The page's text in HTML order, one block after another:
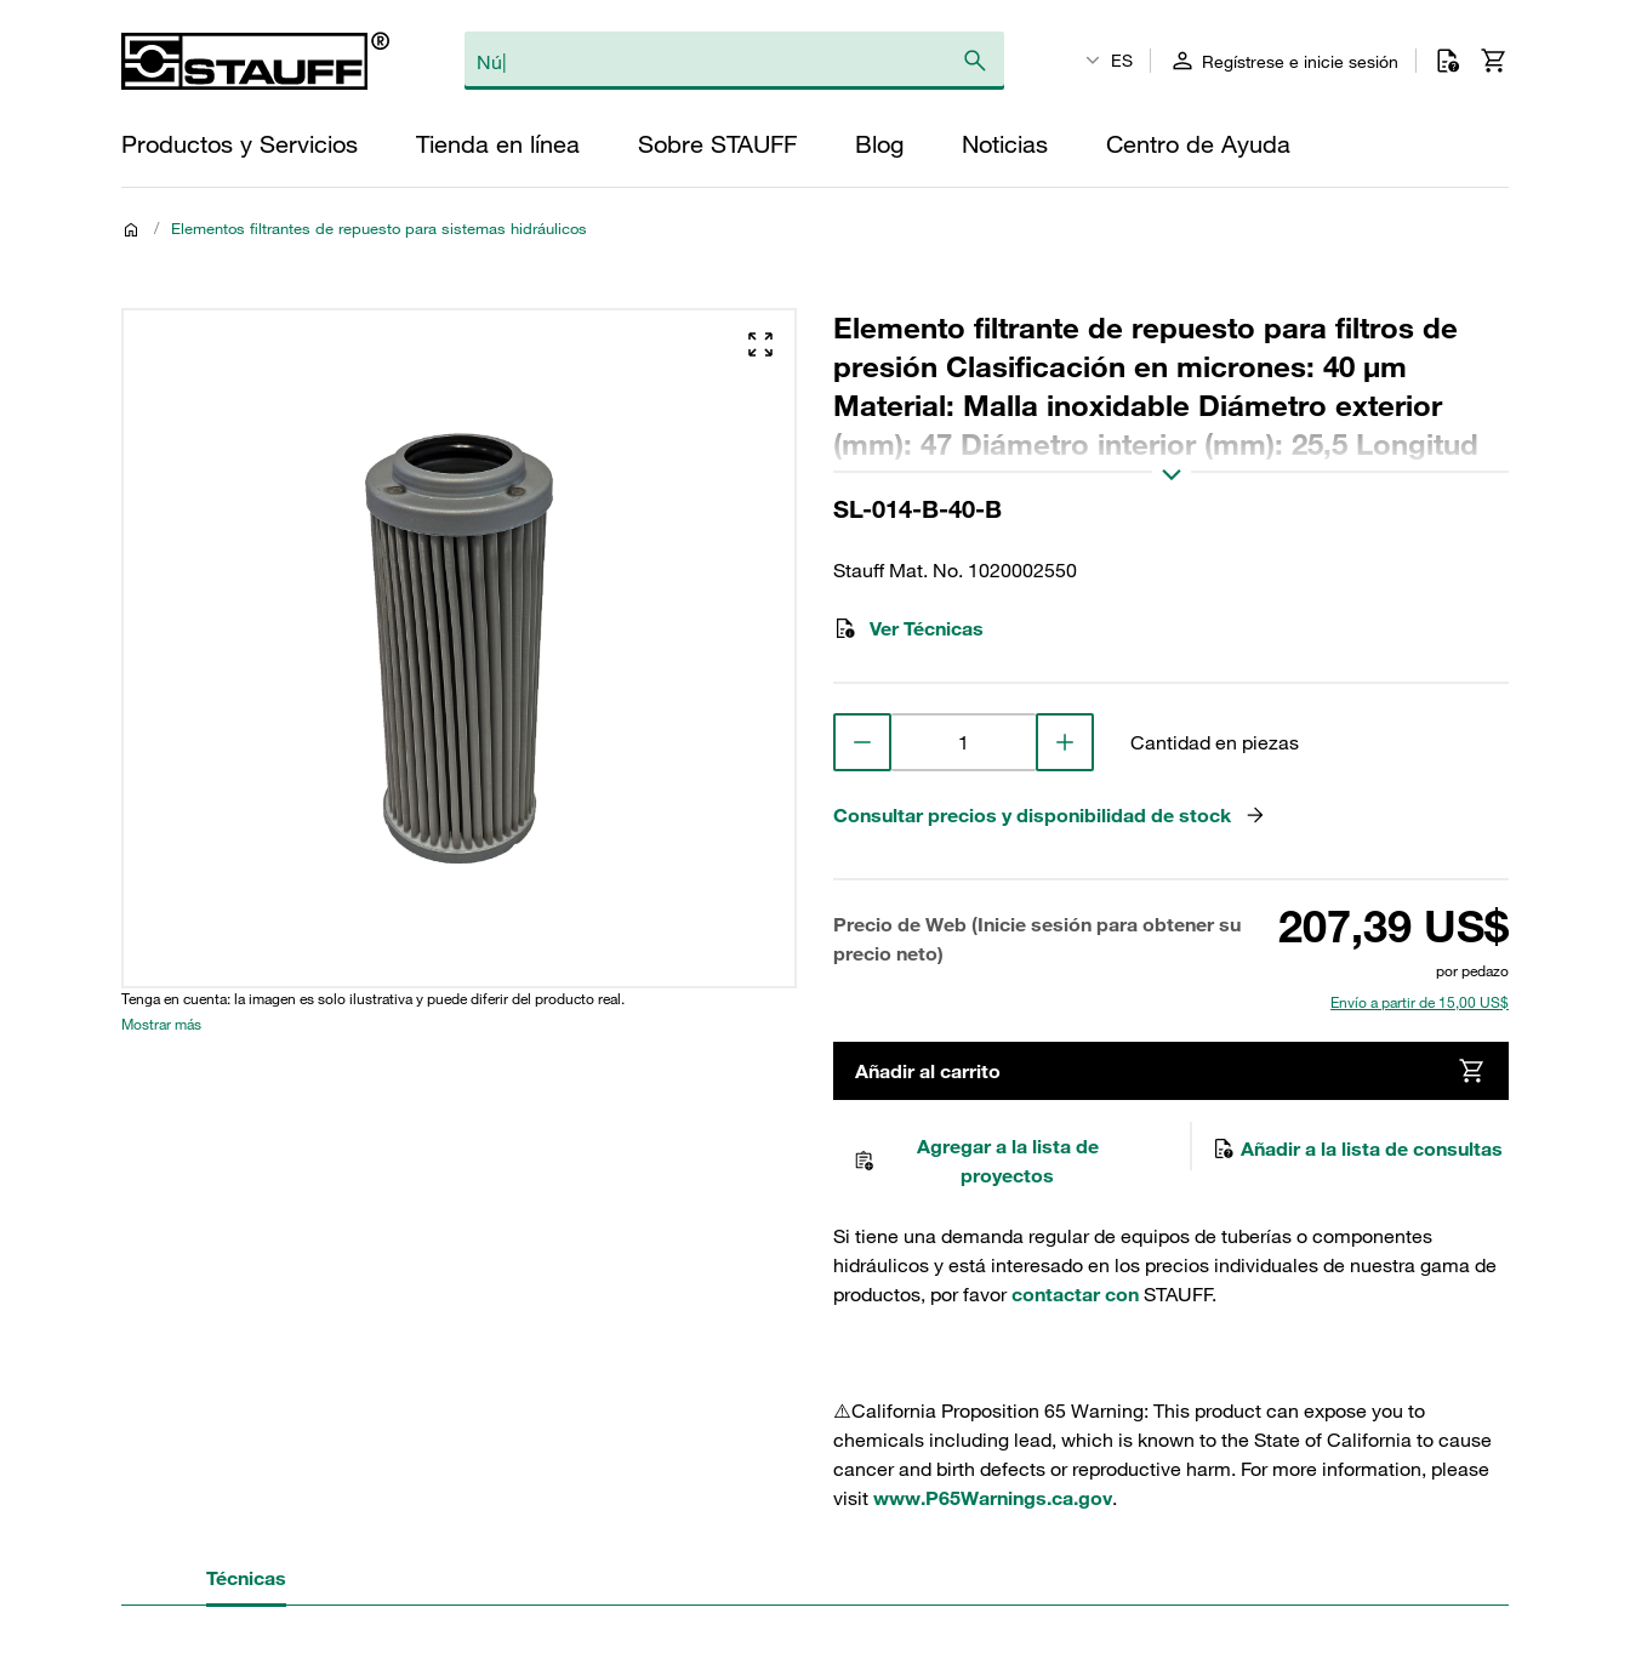
ES Regístrese e inicie sesión
Productos y Servicios Tienda en línea Sobre STAUFF Blog Noticias Centro de Ayuda
/ Elementos filtrantes de repuesto para sistemas hidráulicos
Tenga en cuenta: la imagen es solo ilustrativa y puede diferir del producto real.
Mostrar más
Elemento filtrante de repuesto para filtros de
presión Clasificación en micrones: 40 µm
Material: Malla inoxidable Diámetro exterior
(mm): 47 Diámetro interior (mm): 25,5 Longitud
SL-014-B-40-B
Stauff Mat. No. 1020002550
Ver Técnicas
Cantidad en piezas
Consultar precios y disponibilidad de stock
Precio de Web (Inicie sesión para obtener su
precio neto)
207,39 US$
por pedazo
Envío a partir de 15,00 US$
Añadir al carrito
Agregar a la lista de
proyectos
Añadir a la lista de consultas
Si tiene una demanda regular de equipos de tuberías o componentes
hidráulicos y está interesado en los precios individuales de nuestra gama de
productos, por favorcontactar con STAUFF.
⚠️California Proposition 65 Warning: This product can expose you to
chemicals including lead, which is known to the State of California to cause
cancer and birth defects or reproductive harm. For more information, please
visit www.P65Warnings.ca.gov.
Técnicas